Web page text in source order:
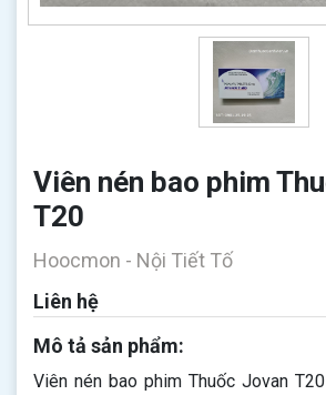
Viên nén bao phim
T20
Hoocmon - Nội Tiết Tố
Liên hệ
Mô tả sản phẩm:
Viên nén bao phim Thuốc Jovan